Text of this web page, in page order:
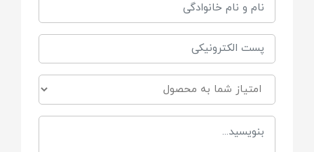
طراحی دقیق و با جزئیات
ابعاد بسته بندی
۵×۵۰ و ارتفاع آن ۳۸ سانتی متر است